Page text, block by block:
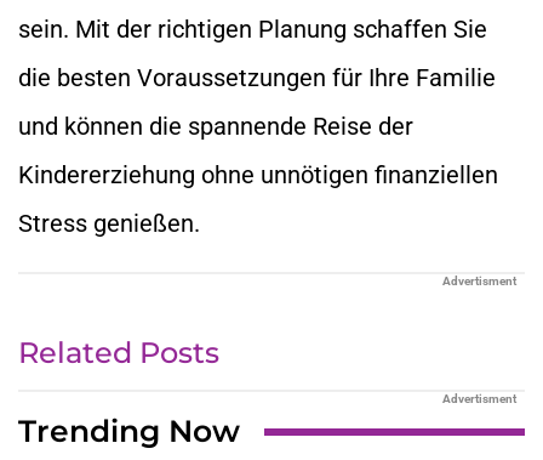
sein. Mit der richtigen Planung schaffen Sie
die besten Voraussetzungen für Ihre Familie
und können die spannende Reise der
Kindererziehung ohne unnötigen finanziellen
Stress genießen.
Advertisment
Related Posts
Advertisment
Trending Now